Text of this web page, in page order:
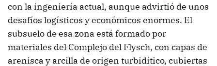
con la ingeniería actual, aunque advirtió de unos
desafíos logísticos y económicos enormes. El
subsuelo de esa zona está formado por
materiales del Complejo del Flysch, con capas de
arenisca y arcilla de origen turbidítico, cubiertas